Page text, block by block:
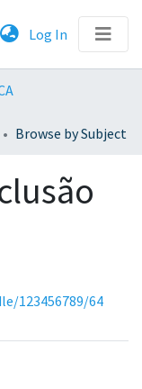
Log In (current)
Browse by Subject
123456789/64